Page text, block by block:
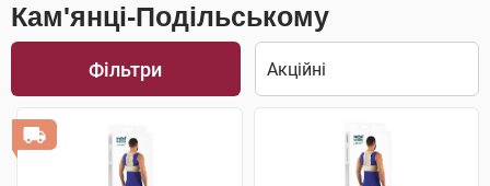
Кам'янці-Подільському
Фільтри